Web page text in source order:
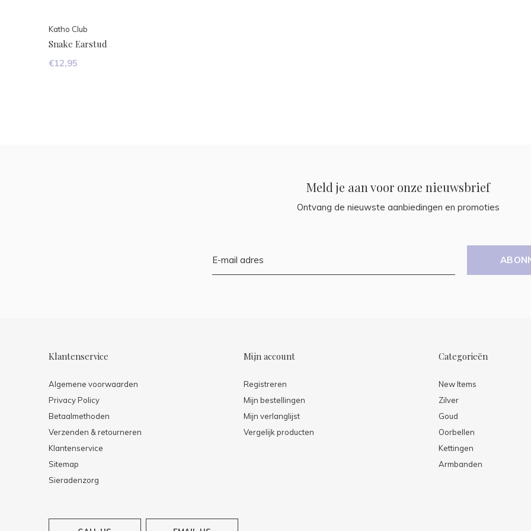
Katho Club
Snake Earstud
€12,95
Meld je aan voor onze nieuwsbrief
Ontvang de nieuwste aanbiedingen en promoties
Klantenservice
Algemene voorwaarden
Privacy Policy
Betaalmethoden
Verzenden & retourneren
Klantenservice
Sitemap
Sieradenzorg
Mijn account
Registreren
Mijn bestellingen
Mijn verlanglijst
Vergelijk producten
Categorieën
New Items
Zilver
Goud
Oorbellen
Kettingen
Armbanden